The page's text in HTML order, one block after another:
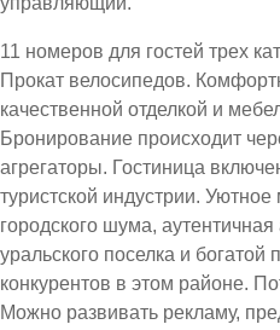
11 номеров для гостей трех
Прокат велосипедов.
качественной отделкой и
Бронирование происходит
агрегаторы. Гостиница
туристской индустрии.
городского шума,
уральского поселка и богатой
конкурентов в этом районе.
Можно развивать рекламу,